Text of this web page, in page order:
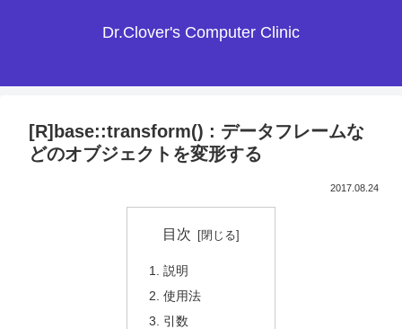
Dr.Clover's Computer Clinic
[R]base::transform() : データフレームな
どのオブジェクトを変形する
2017.08.24
目次
説明
使用法
引数